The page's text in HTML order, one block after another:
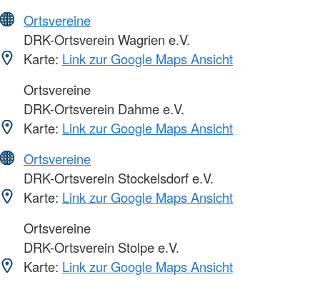
Ortsvereine
DRK-Ortsverein Wagrien e.V.
Karte: Link zur Google Maps Ansicht
Ortsvereine
DRK-Ortsverein Dahme e.V.
Karte: Link zur Google Maps Ansicht
Ortsvereine
DRK-Ortsverein Stockelsdorf e.V.
Karte: Link zur Google Maps Ansicht
Ortsvereine
DRK-Ortsverein Stolpe e.V.
Karte: Link zur Google Maps Ansicht